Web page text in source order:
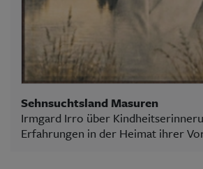
Sehnsuchtsland Masuren
Irmgard Irro über
Erfahrungen in der Heimat ihrer